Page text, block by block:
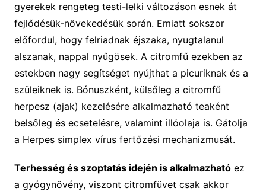
gyerekek rengeteg testi-lelki változáson esnek át
fejlődésük-növekedésük során. Emiatt sokszor
előfordul, hogy felriadnak éjszaka, nyugtalanul
alszanak, nappal nyűgösek. A citromfű ezekben az
estekben nagy segítséget nyújthat a picuriknak és a
szüleiknek is. Bónuszként, külsőleg a citromfű
herpesz (ajak) kezelésére alkalmazható teaként
belsőleg és ecsetelésre, valamint illóolaja is. Gátolja
a Herpes simplex vírus fertőzési mechanizmusát.
Terhesség és szoptatás idején is alkalmazhatóez
a gyógynövény, viszont citromfüvet csak akkor